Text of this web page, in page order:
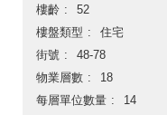
樓齡
52
樓盤類型
住宅
街號
48-78
物業層數
18
每層單位數量
14